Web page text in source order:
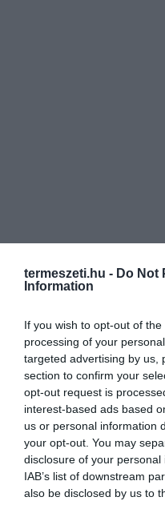
termeszeti.hu - Do Not
Information
If you wish to opt-out of
processing of your
targeted advertising by us,
section to confirm your
opt-out request is
interest-based ads based
us or personal information
your opt-out. You may
disclosure of your
IAB’s list of downstream
also be disclosed by us to